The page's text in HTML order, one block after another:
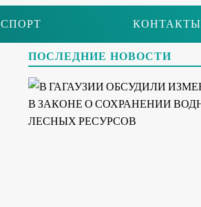
СПОРТ КОНТАКТЫ
ПОСЛЕДНИЕ НОВОСТИ